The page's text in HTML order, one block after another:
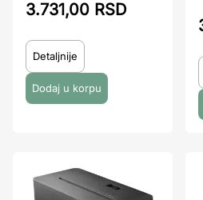
3.731,00 RSD
Detaljnije